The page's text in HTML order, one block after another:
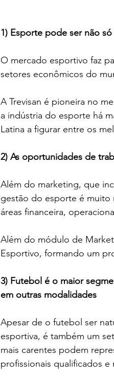
1) Esporte pode ser não
O mercado esportivo faz
setores econômicos do
A Trevisan é pioneira no
a indústria do esporte há
Latina a figurar entre os
2) As oportunidades de
Além do marketing, que
gestão do esporte é muito
áreas financeira,
Além do módulo de
Esportivo, formando um
3) Futebol é o maior
em outras modalidades
Apesar de o futebol ser
esportiva, é também um
mais carentes podem
profissionais qualificados e